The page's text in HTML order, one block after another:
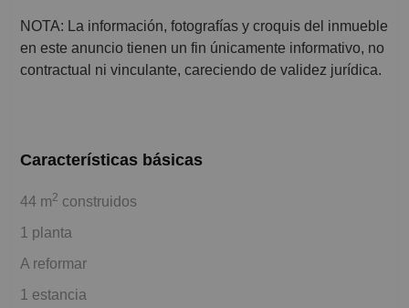
NOTA: La información, fotografías y croquis del inmueble
en este anuncio tienen un fin únicamente informativo, no
contractual ni vinculante, careciendo de validez jurídica.
Características básicas
44 m2 construidos
1 planta
A reformar
1 estancia